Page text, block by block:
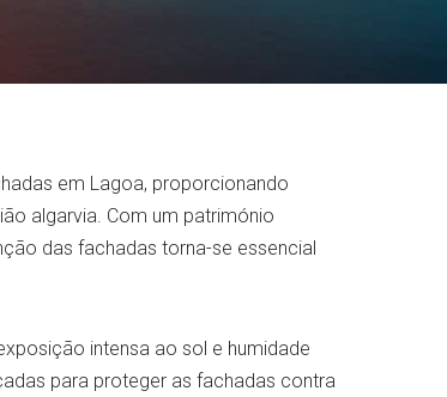
em Lagoa, proporcionando
algarvia. Com um património
das fachadas torna-se essencial
intensa ao sol e humidade
para proteger as fachadas contra